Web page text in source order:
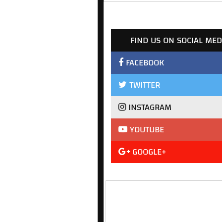
FIND US ON SOCIAL
FACEBOOK
TWITTER
INSTAGRAM
YOUTUBE
GOOGLE+